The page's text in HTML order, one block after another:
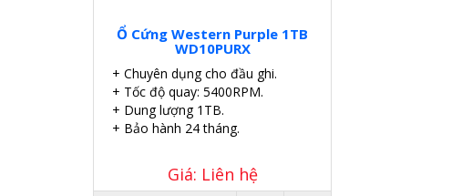
Ổ Cứng Western Purple 1TB
WD10PURX
+ Chuyên dụng cho đầu ghi.
+ Tốc độ quay: 5400RPM.
+ Dung lượng 1TB.
+ Bảo hành 24 tháng.
Giá: Liên hệ